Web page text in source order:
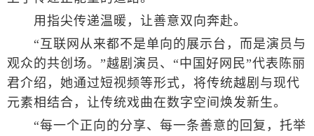
用指尖传递温暖，让善意双向奔赴。
“互联网从来都不是单向的展示台，而是演员与
观众的共创场。”越剧演员、“中国好网民”代表陈丽
君介绍，她通过短视频等形式，将传统越剧与现代
元素相结合，让传统戏曲在数字空间焕发新生。
“每一个正向的分享、每一条善意的回复，托举